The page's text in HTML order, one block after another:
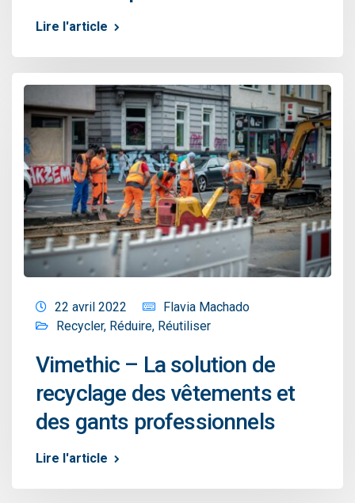
Lire l'article
22 avril 2022
Flavia Machado
Recycler, Réduire, Réutiliser
Vimethic – La solution de
recyclage des vêtements et
des gants professionnels
Lire l'article